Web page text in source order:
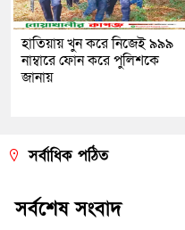
হাতিয়ায় খুন করে নিজেই ৯৯৯
নাম্বারে ফোন করে পুলিশকে
জানায়
সর্বাধিক পঠিত
সর্বশেষ সংবাদ